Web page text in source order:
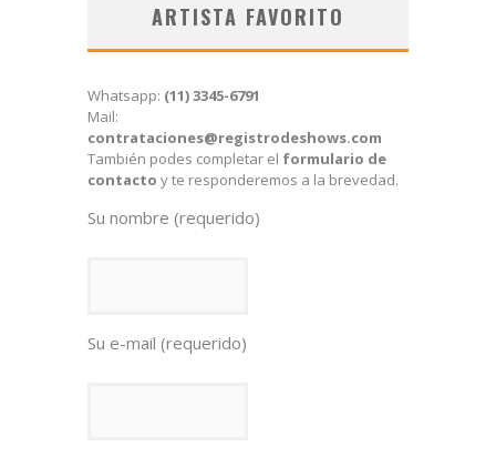
ARTISTA FAVORITO
Whatsapp: (11) 3345-6791
Mail:
contrataciones@registrodeshows.com
También podes completar el formulario de
contacto y te responderemos a la brevedad.
Su nombre (requerido)
Su e-mail (requerido)